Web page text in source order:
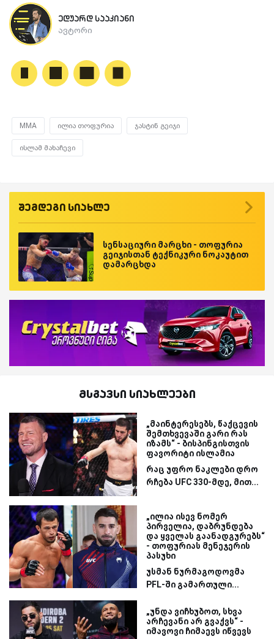
ედუარდ სააკიანი
ავტორი
MMA ილია თოფურია ჯასტინ გეიჯი
ისლამ მახაჩევი
შემდეგი სიახლე
სენსაციური მარცხი - თოფურია
გეიჯისთან ტექნიკური ნოკაუტით
დამარცხდა
მსგავსი სიახლეები
„მაინტერესებს, წაქცევის
შემთხვევაში გარი რას
იზამს“ - ბისპინგისთვის
ფავორიტი ისლამია
რაც უფრო ნაკლები დრო
რჩება UFC 330-მდე, მით...
„ილია ისევ ნომერ
პირველია, დაბრუნდება
და ყველას გაანადგურებს“
- თოფურიას მენეჯერის
პასუხი
უსმან ნურმაგოდოვმა
PFL-ში გამართული...
„უნდა ვიჩხუბოთ, სხვა
არჩევანი არ გვაქვს“ -
იმავოვი ჩიმაევს იწვევს